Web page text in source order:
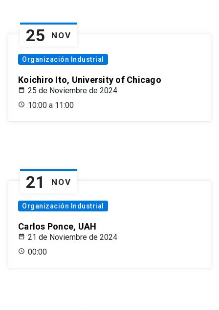
25 NOV
Organización Industrial
Koichiro Ito, University of Chicago
25 de Noviembre de 2024
10:00 a 11:00
21 NOV
Organización Industrial
Carlos Ponce, UAH
21 de Noviembre de 2024
00:00